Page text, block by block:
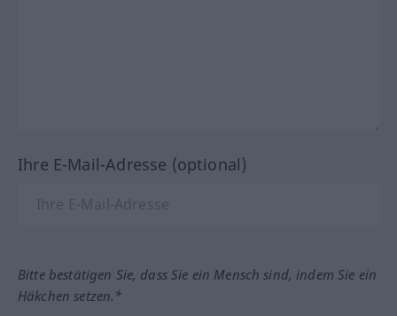
Ihre E-Mail-Adresse (optional)
Bitte bestätigen Sie, dass Sie ein Mensch sind, indem Sie ein
Häkchen setzen.*